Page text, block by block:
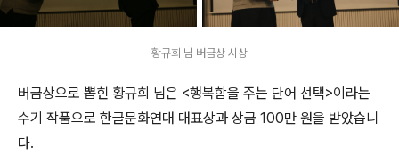
황규희 님 버금상 시상
버금상으로 뽑힌 황규희 님은 <행복함을 주는 단어 선택>이라는
수기 작품으로 한글문화연대 대표상과 상금 100만 원을 받았습니
다.